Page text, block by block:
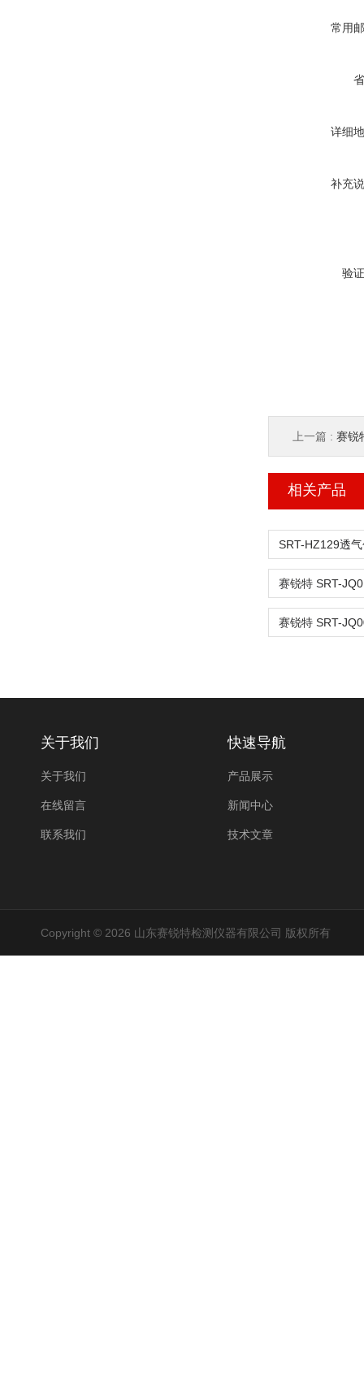
常用
详细
补充
验
上一篇 : 赛锐特
相关产品
关于我们
关于我们
在线留言
联系我们
快速导航
产品展示
新闻中心
技术文章
Copyright © 2026 山东赛锐特检测仪器有限公司 版权所有